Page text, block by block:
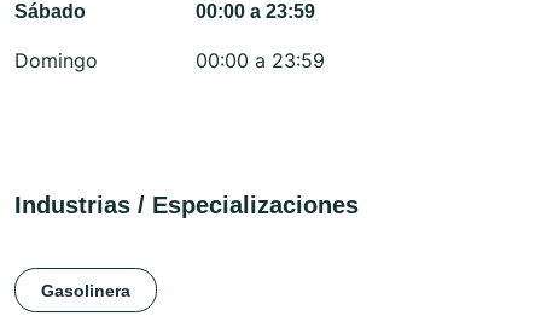
Sábado 00:00 a 23:59
Domingo 00:00 a 23:59
Industrias / Especializaciones
Gasolinera